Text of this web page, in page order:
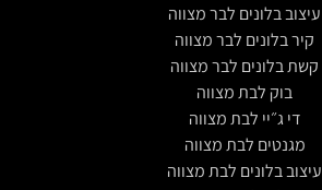
עיצוב בלונים לבר מצווה
קיר בלונים לבר מצווה
קשת בלונים לבר מצווה
בוק לבת מצווה
די ג״יי לבת מצווה
מגנטים לבת מצווה
עיצוב בלונים לבת מצווה